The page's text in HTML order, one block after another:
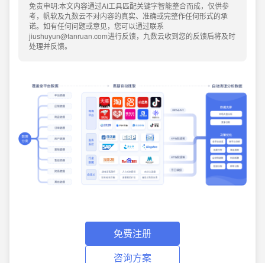
免责申明:本文内容通过AI工具匹配关键字智能整合而成，仅供参
考，帆软及九数云不对内容的真实、准确或完整作任何形式的承
诺。如有任何问题或意见，您可以通过联系
jiushuyun@fanruan.com进行反馈，九数云收到您的反馈后将及时
处理并反馈。
免费注册
咨询方案